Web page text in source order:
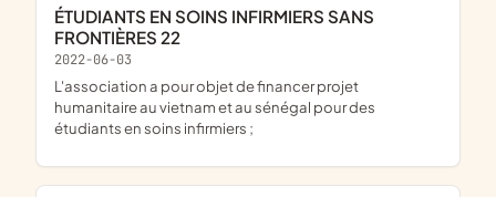
ÉTUDIANTS EN SOINS INFIRMIERS SANS
FRONTIÈRES 22
2022-06-03
l'association a pour objet de financer projet
humanitaire au vietnam et au sénégal pour des
étudiants en soins infirmiers ;